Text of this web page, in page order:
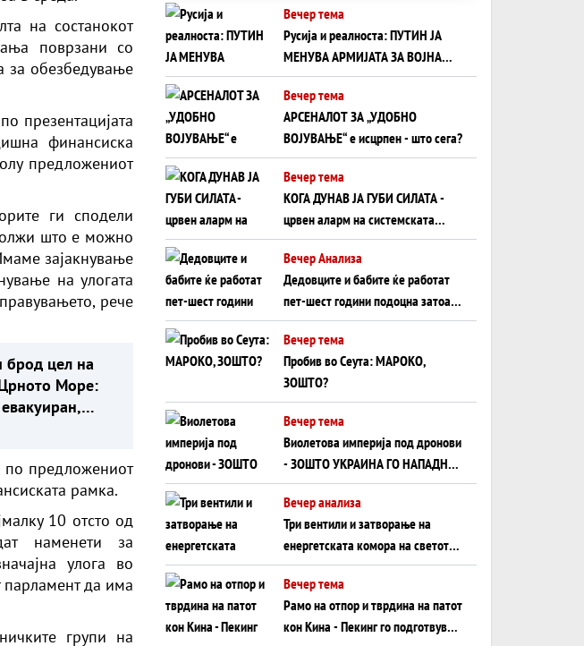
на состанокот
поврзани со
за обезбедување
презентацијата
финансиска
предложениот
ги сподели
што е можно
зајакнување
на улогата
рече
брод цел на
Море:
по предложениот
рамка.
10 отсто од
наменети за
улога во
да има
групи на
Вечер тема
Русија и реалноста: ПУТИН ЈА
МЕНУВА АРМИЈАТА ЗА ВОЈНА
ШТО ОСТАНУВА БЕЗ ФРОНТ
Вечер тема
АРСЕНАЛОТ ЗА „УДОБНО
ВОЈУВАЊЕ“ е исцрпен - што сега?
Вечер тема
КОГА ДУНАВ ЈА ГУБИ СИЛАТА -
црвен аларм на системската
плоча од јужна Германија до
Црното Море...
Вечер Анализа
Дедовците и бабите ќе работат
пет-шест години подоцна затоа
што НЕМААТ ВНУЦИ ДА ГИ
ЗАМЕНАТ
Вечер тема
Пробив во Сеута: МАРОКО,
ЗОШТО?
Вечер тема
Виолетова империја под дронови
- ЗОШТО УКРАИНА ГО НАПАДНА
РУСКИОТ WILDBERRIES
Вечер анализа
Три вентили и затворање на
енергетската комора на светот:
Нападот во Суец најавува
глобален енергетски инфаркт?
Вечер тема
Рамо на отпор и тврдина на патот
кон Кина - Пекинг го подготвува